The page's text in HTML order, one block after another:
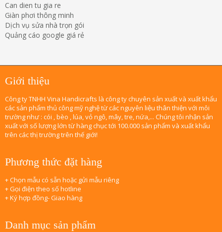
Can dien tu gia re
Giàn phơi thông minh
Dịch vụ sửa nhà trọn gói
Quảng cáo google giá rẻ
Giới thiệu
Công ty TNHH Vina Handicrafts là công ty chuyên sản xuất và xuất khẩu
các sản phẩm thủ công mỹ nghệ từ các nguyên liệu thân thiện với môi
trường như : cói , bèo , lúa, vỏ ngô, mây, tre, nứa,... Chúng tôi nhận sản
xuất với số lượng lớn từ hàng chục tới 100.000 sản phẩm và xuất khẩu
trên các thị trường trên thế giới!
Phương thức đặt hàng
+ Chọn mẫu có sẵn hoặc gửi mẫu riêng
+ Gọi điện theo số hotline
+ Ký hợp đồng- Giao hàng
Danh mục sản phẩm